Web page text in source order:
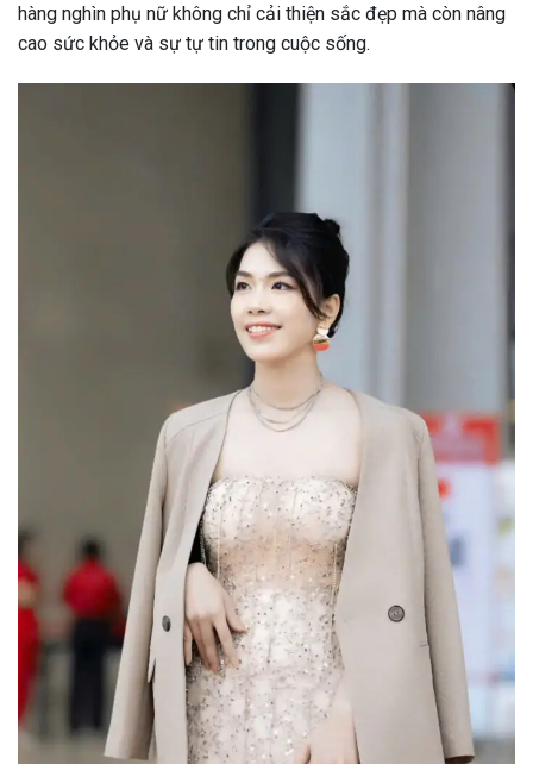
hàng nghìn phụ nữ không chỉ cải thiện sắc đẹp mà còn nâng
cao sức khỏe và sự tự tin trong cuộc sống.